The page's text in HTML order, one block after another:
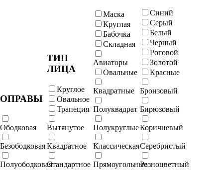
ОПРАВЫ
Ободковая
Безободковая
Полуободковая
ТИП
ЛИЦА
Круглое
Овальное
Трапеция
Вытянутое
Квадратное
Стандартное
Маска
Круглая
Бабочка
Складная
Авиаторы
Овальные
Квадратные
Полуквадрат
Полукруглые
Классическая
Прямоугольные
Синий
Серый
Белый
Черный
Роговой
Золотой
Красные
Бронзовый
Бирюзовый
Коричневый
Серебристый
Разноцветный